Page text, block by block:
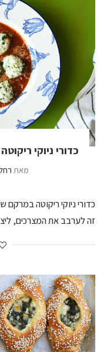
כדורי ניוקי
מאת
כדורי ניוקי ריקוטה
זה לערבב את המצרכים, ליצור